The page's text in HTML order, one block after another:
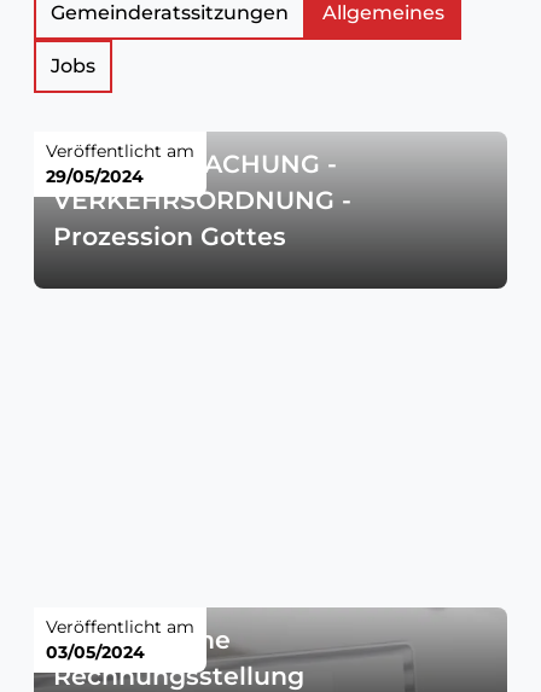
der
Neuigkeitsartikel
Gemeinderatssitzungen Allgemeines
Jobs
BEKANNTMACHUNG -
VERKEHRSORDNUNG -
Prozession Gottes
Veröffentlicht am
29/05/2024
Elektronische
Rechnungsstellung
Veröffentlicht am
03/05/2024